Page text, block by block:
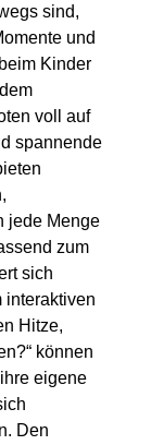
sind,
und
Kinder
voll auf
spannende
jede Menge
zum
sich
interaktiven
Hitze,
können
eigene
Den